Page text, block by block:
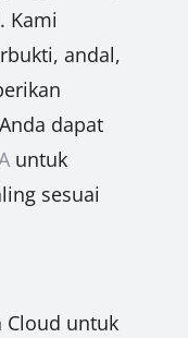
Kami
andal,
dapat
untuk
sesuai
Cloud untuk